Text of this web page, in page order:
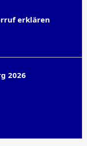
erklären
2026